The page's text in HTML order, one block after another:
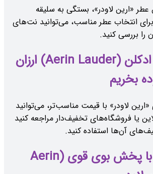
«ارین لاودر»، بستگی به سلیقه
انتخاب عطر مناسب، می‌توانید نت‌های
را بررسی کنید.
از کجا عطر و ادکلن (Aerin Lauder) ارزان
بخریم
لاودر» با قیمت مناسب‌تر، می‌توانید
یا فروشگاه‌های تخفیف‌دار مراجعه کنید
آن‌ها استفاده کنید.
عطر و ادکلن با پخش بوی قوی (Aerin